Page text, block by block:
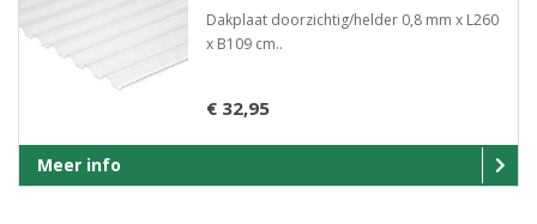
Dakplaat doorzichtig/helder 0,8 mm x L260
x B109 cm..
€ 32,95
Meer info